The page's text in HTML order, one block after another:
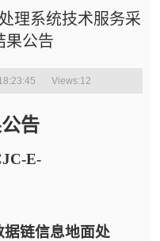
理系统技术服务采
果公告
Views:12
告
E-
链信息地面处